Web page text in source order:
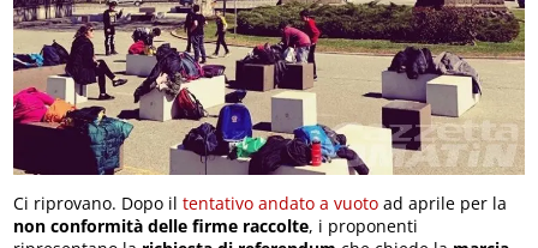
Ci riprovano. Dopo iltentativo andato a vuoto ad aprile per la
non conformità delle firme raccolte, i proponenti